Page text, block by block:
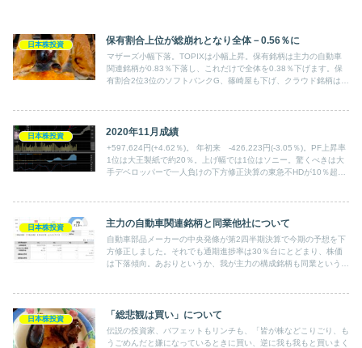
日本株投資 保有割合上位が総崩れとなり全体－0.56％に
マザーズ小幅下落。TOPIXは小幅上昇。保有銘柄は主力の自動車
関連銘柄が0.83％下落し、これだけで全体を0.38％下げます。保
有割合2位3位のソフトバンクG、篠崎屋も下げ、クラウド銘柄は
日本株投資 2020年11月成績
+597,624円(+4.62％)。 年初来 -426,223円(-3.05％)。PF上昇率
1位は大王製紙で約20％。上げ幅では1位はソニー。驚くべきは大
手デベロッパーで一人負けの下方修正決算の東急不HDが10％超上
日本株投資 主力の自動車関連銘柄と同業他社について
自動車部品メーカーの中央発條が第2四半期決算で今期の予想を下
方修正しました。それでも通期進捗率は30％台にとどまり、株価
は下落傾向。あおりというか、我が主力の構成銘柄も同業というこ
日本株投資 「総悲観は買い」について
伝説の投資家、バフェットもリンチも、「皆が株などこりごり、も
うごめんだと嫌になっているときに買い、逆に我も我もと買いまく